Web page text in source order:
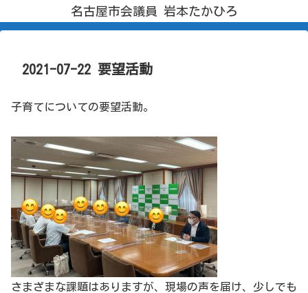
名古屋市会議員 岩本たかひろ
2021-07-22 要望活動
子育てについての要望活動。
さまざまな課題はありますが、現場の声を届け、少しでも